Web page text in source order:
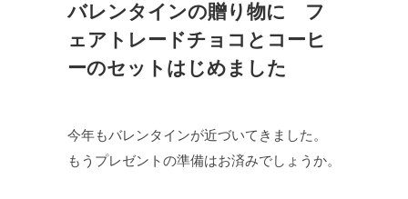
バレンタインの贈り物に フ
ェアトレードチョコとコーヒ
ーのセットはじめました
今年もバレンタインが近づいてきました。
もうプレゼントの準備はお済みでしょうか。